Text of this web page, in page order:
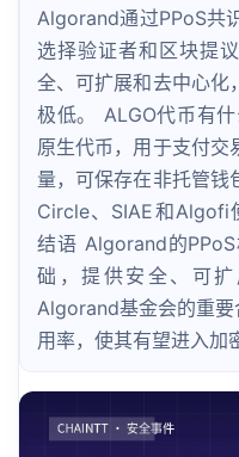
Algorand通过PPoS共
选择验证者和区块提
全、可扩展和去中心化
极低。 ALGO代币有
原生代币，用于支付交
量，可保存在非托管钱
Circle、SIAE和Algofi
结语 Algorand的
础，提供安全、可扩
Algorand基金会的重
用率，使其有望进入加